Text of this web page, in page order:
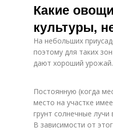
Какие
культуры,
На небольших
поэтому для таких
дают хороший
Постоянную (когда
место на участке
грунт солнечные
В зависимости от